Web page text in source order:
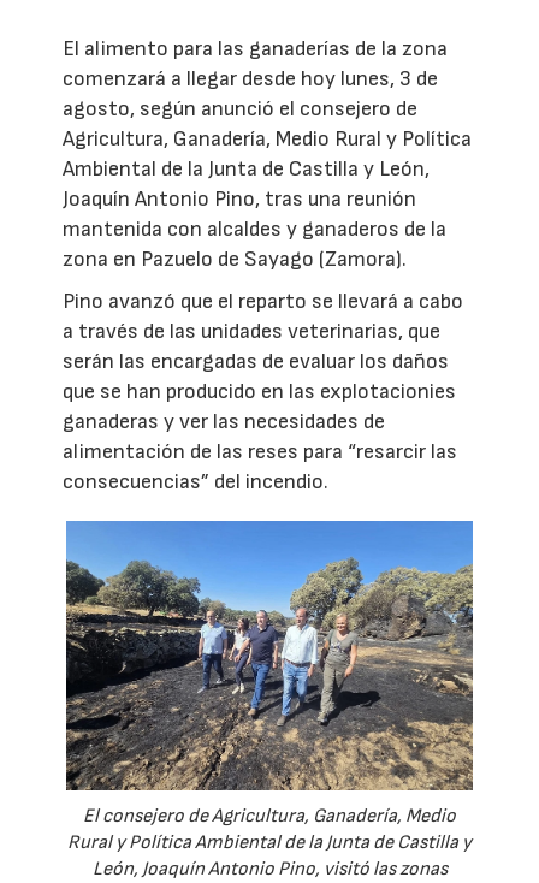
El alimento para las ganaderías de la zona
comenzará a llegar desde hoy lunes, 3 de
agosto, según anunció el consejero de
Agricultura, Ganadería, Medio Rural y Política
Ambiental de la Junta de Castilla y León,
Joaquín Antonio Pino, tras una reunión
mantenida con alcaldes y ganaderos de la
zona en Pazuelo de Sayago (Zamora).
Pino avanzó que el reparto se llevará a cabo
a través de las unidades veterinarias, que
serán las encargadas de evaluar los daños
que se han producido en las explotacionies
ganaderas y ver las necesidades de
alimentación de las reses para “resarcir las
consecuencias” del incendio.
El consejero de Agricultura, Ganadería, Medio
Rural y Política Ambiental de la Junta de Castilla y
León, Joaquín Antonio Pino, visitó las zonas